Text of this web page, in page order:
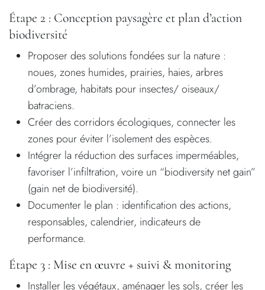
Étape 2 : Conception paysagère et plan d’action
biodiversité
Proposer des solutions fondées sur la nature :
noues, zones humides, prairies, haies, arbres
d’ombrage, habitats pour insectes/ oiseaux/
batraciens.
Créer des corridors écologiques, connecter les
zones pour éviter l’isolement des espèces.
Intégrer la réduction des surfaces imperméables,
favoriser l’infiltration, voire un “biodiversity net gain”
(gain net de biodiversité).
Documenter le plan : identification des actions,
responsables, calendrier, indicateurs de
performance.
Étape 3 : Mise en œuvre + suivi & monitoring
Installer les végétaux, aménager les sols, créer les